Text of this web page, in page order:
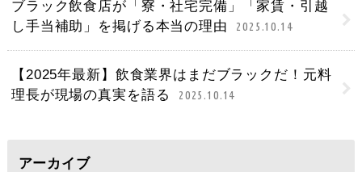
ブラック飲食店が「寮・社宅完備」「家賃・引越
し手当補助」を掲げる本当の理由
2025.10.14
【2025年最新】飲食業界はまだブラックだ！元料
理長が現場の真実を語る
2025.10.14
アーカイブ